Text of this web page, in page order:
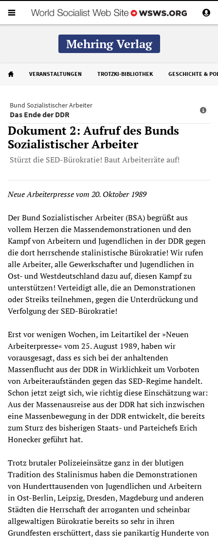
Mehring Verlag
VERANSTALTUNGEN TROTZKI-BIBLIOTHEK GESCHICHTE &
Bund Sozialistischer Arbeiter
Das Ende der DDR
Dokument 2: Aufruf des Bunds
Sozialistischer Arbeiter
Stürzt die SED-Bürokratie! Baut Arbeiterräte auf!
Neue Arbeiterpresse vom 20. Oktober 1989
Der Bund Sozialistischer Arbeiter (BSA) begrüßt aus
vollem Herzen die Massendemonstrationen und den
Kampf von Arbeitern und Jugendlichen in der DDR gegen
die dort herrschende stalinistische Bürokratie! Wir rufen
alle Arbeiter, alle Gewerkschafter und Jugendlichen in
Ost- und Westdeutschland dazu auf, diesen Kampf zu
unterstützen! Verteidigt alle, die an Demonstrationen
oder Streiks teilnehmen, gegen die Unterdrückung und
Verfolgung der SED-Bürokratie!
Erst vor wenigen Wochen, im Leitartikel der »Neuen
Arbeiterpresse« vom 25. August 1989, haben wir
vorausgesagt, dass es sich bei der anhaltenden
Massenflucht aus der DDR in Wirklichkeit um Vorboten
von Arbeiteraufständen gegen das SED-Regime handelt.
Schon jetzt zeigt sich, wie richtig diese Einschätzung war:
Aus der Massenausreise aus der DDR hat sich inzwischen
eine Massenbewegung in der DDR entwickelt, die bereits
zum Sturz des bisherigen Staats- und Parteichefs Erich
Honecker geführt hat.
Trotz brutaler Polizeieinsätze ganz in der blutigen
Tradition des Stalinismus haben die Demonstrationen
von Hunderttausenden von Jugendlichen und Arbeitern
in Ost-Berlin, Leipzig, Dresden, Magdeburg und anderen
Städten die Herrschaft der arroganten und scheinbar
allgewaltigen Bürokratie bereits so sehr in ihren
Grundfesten erschüttert, dass sie panikartig Hunderte von